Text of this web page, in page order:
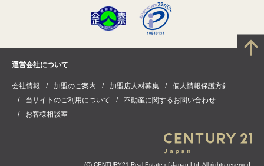
運営会社について
会社情報 加盟のご案内 加盟店人材募集
個人情報保護方針
当サイトのご利用について
不動産に関するお問い合わせ
お客様相談室
(C) CENTURY21 Real Estate of Japan Ltd. All rights reserved.